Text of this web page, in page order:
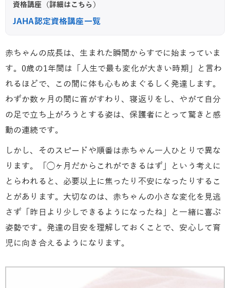
資格講座（詳細はこちら）
JAHA認定資格講座一覧
赤ちゃんの成長は、生まれた瞬間からすでに始まっていま
す。0歳の1年間は「人生で最も変化が大きい時期」と言わ
れるほどで、この間に体も心もめまぐるしく発達します。
わずか数ヶ月の間に首がすわり、寝返りをし、やがて自分
の足で立ち上がろうとする姿は、保護者にとって驚きと感
動の連続です。
しかし、そのスピードや順番は赤ちゃん一人ひとりで異な
ります。「◯ヶ月だからこれができるはず」という考えに
とらわれると、必要以上に焦ったり不安になったりするこ
とがあります。大切なのは、赤ちゃんの小さな変化を見逃
さず「昨日より少しできるようになったね」と一緒に喜ぶ
姿勢です。発達の目安を理解しておくことで、安心して育
児に向き合えるようになります。